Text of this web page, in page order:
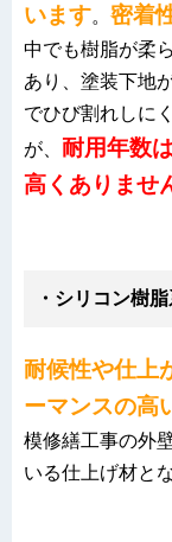
います。 密着
中でも樹脂が柔
あり、塗装下地
でひび割れしに
が、 耐用年数
高くありませ
・シリコン樹
耐候性や仕上
ーマンスの高
模修繕工事の外
いる仕上げ材と